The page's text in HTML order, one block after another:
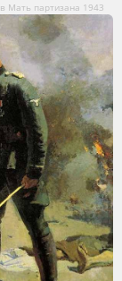
Мать партизана 1943